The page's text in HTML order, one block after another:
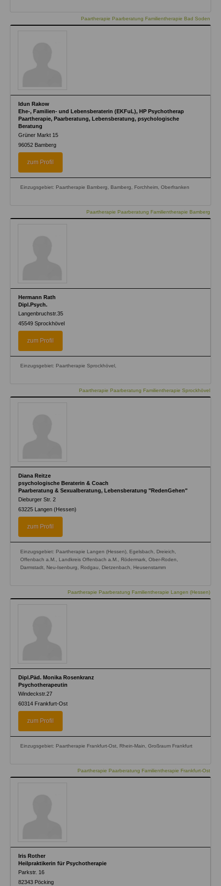
Paartherapie Paarberatung Familientherapie Bad Soden
Idun Rakow
Ehe-, Familien- und Lebensberaterin (EKFuL), HP Psychotherap
Paartherapie, Paarberatung, Lebensberatung, psychologische
Beratung
Grüner Markt 15
96052 Bamberg
zum Profil
Einzugsgebiet: Paartherapie Bamberg, Bamberg, Forchheim, Oberfranken
Paartherapie Paarberatung Familientherapie Bamberg
Hermann Rath
Dipl.Psych.
Langenbruchstr.35
45549 Sprockhövel
zum Profil
Einzugsgebiet: Paartherapie Sprockhövel,
Paartherapie Paarberatung Familientherapie Sprockhövel
Diana Reitze
psychologische Beraterin & Coach
Paarberatung & Sexualberatung, Lebensberatung "RedenGehen"
Dieburger Str. 2
63225 Langen (Hessen)
zum Profil
Einzugsgebiet: Paartherapie Langen (Hessen), Egelsbach, Dreieich,
Offenbach a.M., Landkreis Offenbach a.M., Rödermark, Ober-Roden,
Darmstadt, Neu-Isenburg, Rodgau, Dietzenbach, Heusenstamm
Paartherapie Paarberatung Familientherapie Langen (Hessen)
Dipl.Päd. Monika Rosenkranz
Psychotherapeutin
Windeckstr.27
60314 Frankfurt-Ost
zum Profil
Einzugsgebiet: Paartherapie Frankfurt-Ost, Rhein-Main, Großraum Frankfurt
Paartherapie Paarberatung Familientherapie Frankfurt-Ost
Iris Rother
Heilpraktikerin für Psychotherapie
Parkstr. 16
82343 Pöcking